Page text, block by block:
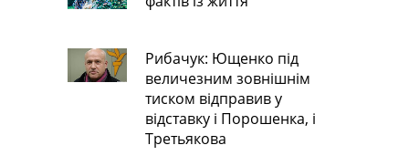
Рибачук: Ющенко під
величезним зовнішнім
тиском відправив у
відставку і Порошенка, і
Третьякова